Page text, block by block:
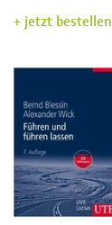
jetzt bestellen